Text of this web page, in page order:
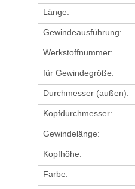
Länge:
Gewindeausführung:
Werkstoffnummer:
für Gewindegröße:
Durchmesser (außen):
Kopfdurchmesser:
Gewindelänge:
Kopfhöhe:
Farbe: